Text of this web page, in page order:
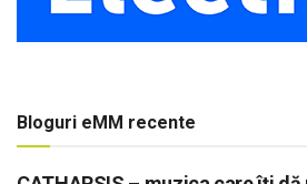
Bloguri eMM recente